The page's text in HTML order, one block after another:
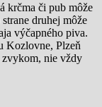
krčma či pub môže
druhej môže
výčapného piva.
Kozlovne, Plzeň
nie vždy